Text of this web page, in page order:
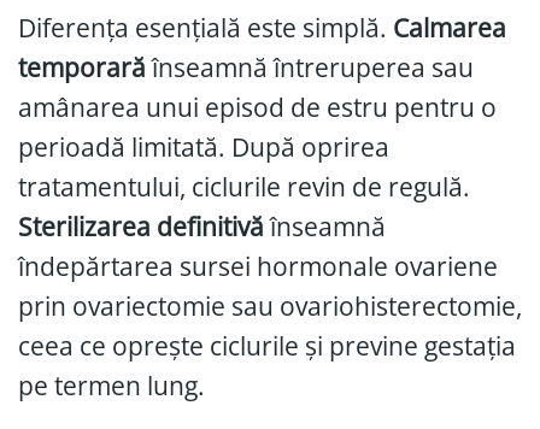
Diferența esențială este simplă. Calmarea
temporarăînseamnă întreruperea sau
amânarea unui episod de estru pentru o
perioadă limitată. După oprirea
tratamentului, ciclurile revin de regulă.
Sterilizarea definitivăînseamnă
îndepărtarea sursei hormonale ovariene
prin ovariectomie sau ovariohisterectomie,
ceea ce oprește ciclurile și previne gestația
pe termen lung.